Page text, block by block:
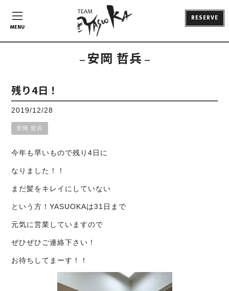
MENU
RESERVE
安岡 哲兵
残り4日！
2019/12/28
安岡 哲兵
今年も早いもので残り4日に
なりました！！
まだ髪をキレイにしていない
という方！YASUOKAは31日まで
元気に営業していますので
ぜひぜひご連絡下さい！
お待ちしてまーす！！